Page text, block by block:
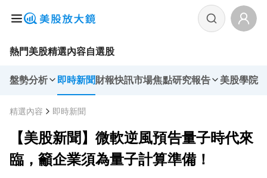
熱門美股精選內容自選股
盤勢分析 即時新聞財報快訊市場焦點研究報告 美股學院
精選內容 即時新聞
【美股新聞】微軟逆風預告量子時代來
臨，籲企業須為量子計算準備！